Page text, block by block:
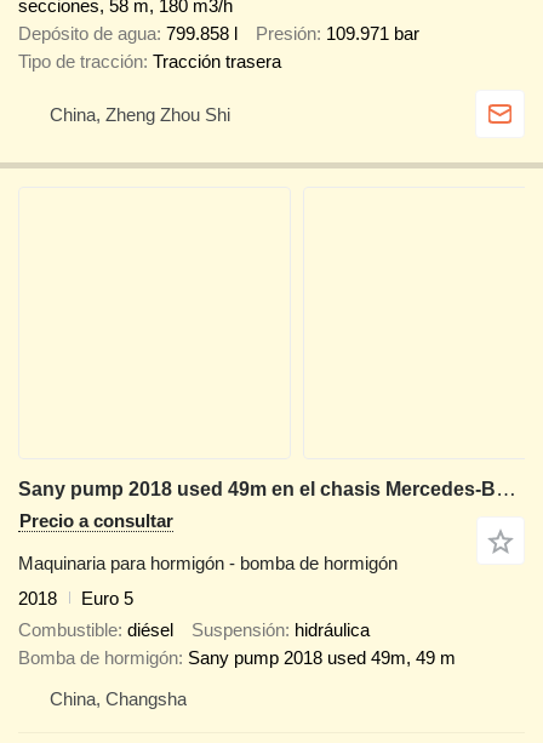
secciones, 58 m, 180 m3/h
Depósito de agua 799.858 l Presión 109.971 bar
Tipo de tracción Tracción trasera
China, Zheng Zhou Shi
Sany pump 2018 used 49m en el chasis Mercedes-Benz Actros 3344
Precio a consultar
Maquinaria para hormigón - bomba de hormigón
2018
Euro 5
Combustible diésel Suspensión hidráulica
Bomba de hormigón Sany pump 2018 used 49m, 49 m
China, Changsha